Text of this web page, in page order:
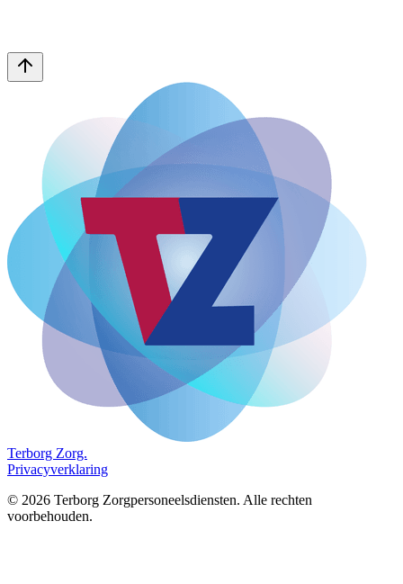
Terborg Zorg.
Privacyverklaring
© 2026 Terborg Zorgpersoneelsdiensten. Alle rechten
voorbehouden.